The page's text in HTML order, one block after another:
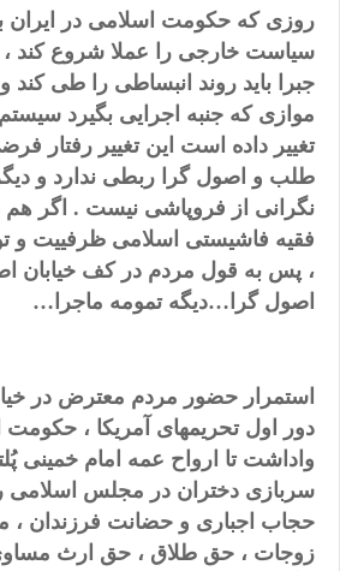
روزی که حکومت اسلامی در ایران
سیاست خارجی را عملا شروع کند
جبرا باید روند انبساطی را طی کند
موازی که جنبه اجرایی بگیرد سیستم
تغییر داده است این تغییر رفتار
طلب و اصول گرا ربطی ندارد و
نگرانی از فروپاشی نیست . اگر
فقیه فاشیستی اسلامی ظرفییت و
، پس به قول مردم در کف خیابان
اصول گرا…دیگه تمومه ماجرا…
استمرار حضور مردم معترض در
دور اول تحریمهای آمریکا ، حکومت
واداشت تا ارواح عمه امام خمینی
سربازی دختران در مجلس اسلامی
حجاب اجباری و حضانت فرزندان ،
زوجات ، حق طلاق ، حق ارث